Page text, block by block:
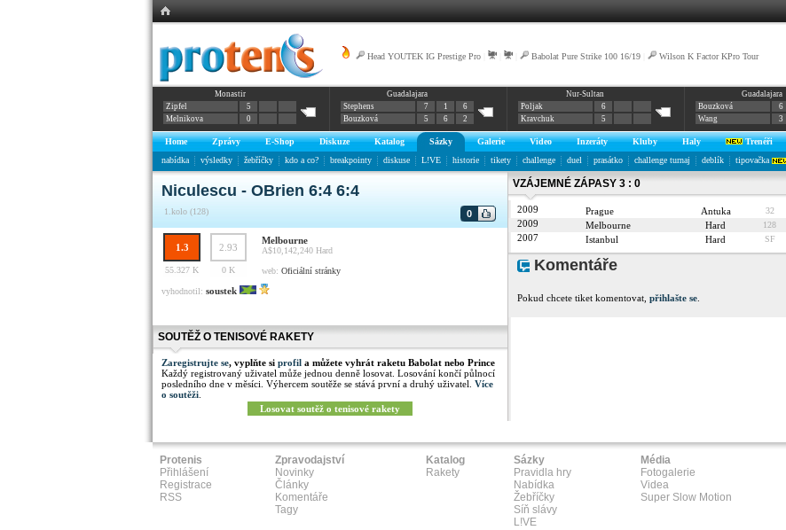
Head YOUTEK IG Prestige Pro Babolat Pure Strike 100 16/19 Wilson K Factor KPro Tour
Monastir
Zipfel
5
Melnikova
0
Guadalajara
Stephens
7 1
6
Bouzková
5 6 2
Nur-Sultan
Poljak
6
Kravchuk
5
Guadalajara
Bouzková
6
Wang
3
Home Zprávy E-Shop Diskuze Katalog Sázky Galerie Video Inzeráty Kluby Haly
Trenéři
nabídka
výsledky žebříčky kdo a co? breakpointy diskuse L!VE historie tikety challenge duel prasátko challenge turnaj deblík tipovačka
Niculescu - OBrien 6:4 6:4
1.kolo (128) 0
1.3 2.93
Melbourne
A$10,142,240 Hard
55.327 K
0 K web: Oficiální stránky
vyhodnotil: soustek
SOUTĚŽ O TENISOVÉ RAKETY
Zaregistrujte se, vyplňte si profil a můžete vyhrát raketu Babolat nebo Prince
Každý registrovaný uživatel může jednou denně losovat. Losování končí půlnocí
posledního dne v měsíci. Výhercem soutěže se stává první a druhý uživatel. Více
o soutěži
Losovat soutěž o tenisové rakety
VZÁJEMNÉ ZÁPASY 3 : 0
2009 Prague Antuka 32
2009
Melbourne Hard 128
2007
Istanbul Hard SF
Komentáře
Pokud chcete tiket komentovat, přihlašte se
Protenis
Přihlášení
Registrace
RSS
Zpravodajství
Novinky
Články
Komentáře
Tagy
Katalog
Rakety
Sázky
Pravidla hry
Nabídka
Žebříčky
Síň slávy
L!VE
Média
Fotogalerie
Videa
Super Slow Motion